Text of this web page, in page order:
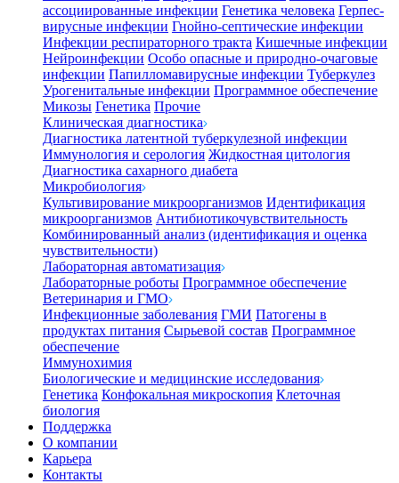
ассоциированные инфекции Генетика человека Герпес-
вирусные инфекции Гнойно-септические инфекции
Инфекции респираторного тракта Кишечные инфекции
Нейроинфекции Особо опасные и природно-очаговые
инфекции Папилломавирусные инфекции Туберкулез
Урогенитальные инфекции Программное обеспечение
Микозы Генетика Прочие
Клиническая диагностика
Диагностика латентной туберкулезной инфекции
Иммунология и серология Жидкостная цитология
Диагностика сахарного диабета
Микробиология
Культивирование микроорганизмов Идентификация
микроорганизмов Антибиотикочувствительность
Комбинированный анализ (идентификация и оценка
чувствительности)
Лабораторная автоматизация
Лабораторные роботы Программное обеспечение
Ветеринария и ГМО
Инфекционные заболевания ГМИ Патогены в
продуктах питания Сырьевой состав Программное
обеспечение
Иммунохимия
Биологические и медицинские исследования
Генетика Конфокальная микроскопия Клеточная
биология
Поддержка
О компании
Карьера
Контакты